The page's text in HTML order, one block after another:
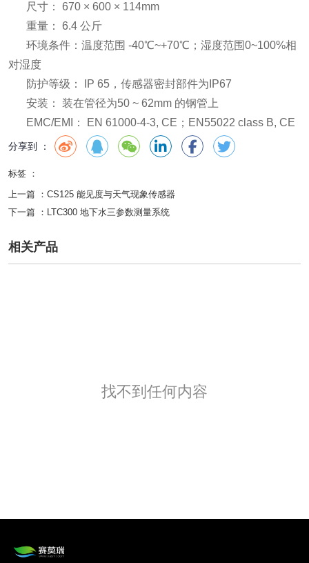
尺寸： 670 × 600 × 114mm
重量： 6.4 公斤
环境条件：温度范围 -40℃~+70℃；湿度范围0~100%相
对湿度
防护等级： IP 65，传感器密封部件为IP67
安装： 装在管径为50 ~ 62mm 的钢管上
EMC/EMI： EN 61000-4-3, CE；EN55022 class B, CE
分享到 ：
标签 ：
上一篇 ： CS125 能见度与天气现象传感器
下一篇 ： LTC300 地下水三参数测量系统
相关产品
找不到任何内容